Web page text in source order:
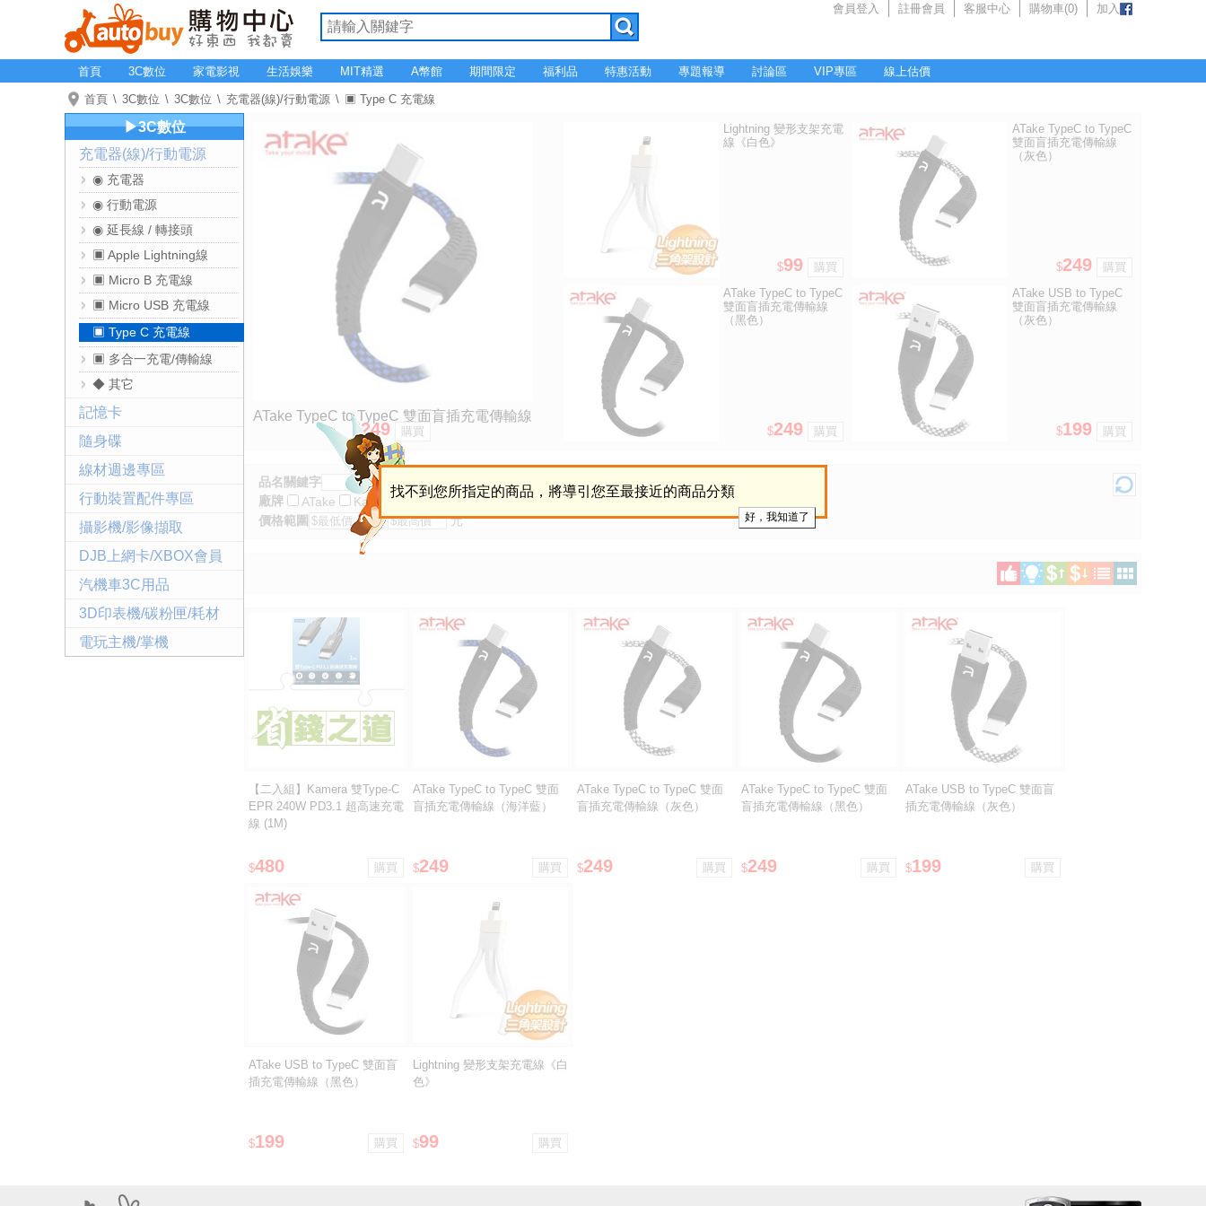
會員登入 註冊會員 客服中心 購物車(0) 加入
首頁 3C數位 家電影視 生活娛樂 MIT精選 A幣館 期間限定 福利品 特惠活動 專題報導 討論區 VIP專區 線上估價
首頁 3C數位 3C數位 充電器(線)/行動電源 ▣ Type C 充電線
ATake TypeC to TypeC 雙面盲插充電傳輸線
（海洋藍）
$249
Lightning 變形支架充電
線《白色》
$99
ATake TypeC to TypeC
雙面盲插充電傳輸線
（灰色）
$249
ATake TypeC to TypeC
雙面盲插充電傳輸線
（黑色）
$249
ATake USB to TypeC
雙面盲插充電傳輸線
（灰色）
$199
品名關鍵字
廠牌
ATake
Kamera
價格範圍
至 元
【二入組】Kamera 雙Type-C
EPR 240W PD3.1 超高速充電
線 (1M)
$480
ATake TypeC to TypeC 雙面
盲插充電傳輸線（海洋藍）
$249
ATake TypeC to TypeC 雙面
盲插充電傳輸線（灰色）
$249
ATake TypeC to TypeC 雙面
盲插充電傳輸線（黑色）
$249
ATake USB to TypeC 雙面盲
插充電傳輸線（灰色）
$199
ATake USB to TypeC 雙面盲
插充電傳輸線（黑色）
$199
Lightning 變形支架充電線《白
色》
$99
▶3C數位
充電器(線)/行動電源
◉ 充電器
◉ 行動電源
◉ 延長線 / 轉接頭
▣ Apple Lightning線
▣ Micro B 充電線
▣ Micro USB 充電線
▣ Type C 充電線
▣ 多合一充電/傳輸線
◆ 其它
記憶卡
隨身碟
線材週邊專區
行動裝置配件專區
攝影機/影像擷取
DJB上網卡/XBOX會員
汽機車3C用品
3D印表機/碳粉匣/耗材
電玩主機/掌機
找不到您所指定的商品，將導引您至最接近的商品分類